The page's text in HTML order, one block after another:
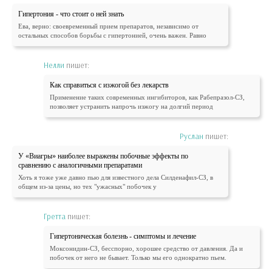
Гипертония - что стоит о ней знать
Ева, верно: своевременный прием препаратов, независимо от
остальных способов борьбы с гипертонией, очень важен. Равно
Нелли пишет:
Как справиться с изжогой без лекарств
Применение таких современных ингибиторов, как Рабепразол-СЗ,
позволяет устранить напрочь изжогу на долгий период
Руслан пишет:
У «Виагры» наиболее выражены побочные эффекты по
сравнению с аналогичными препаратами
Хоть я тоже уже давно пью для известного дела Силденафил-СЗ, в
общем из-за цены, но тех "ужасных" побочек у
Гретта пишет:
Гипертоническая болезнь - симптомы и лечение
Моксонидин-СЗ, бесспорно, хорошее средство от давления. Да и
побочек от него не бывает. Только мы его однократно пьем.